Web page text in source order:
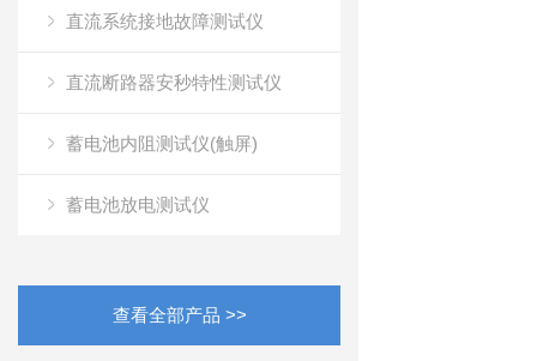
直流系统接地故障测试仪
直流断路器安秒特性测试仪
蓄电池内阻测试仪(触屏)
蓄电池放电测试仪
查看全部产品 >>